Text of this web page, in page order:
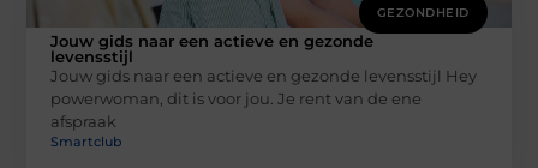
GEZONDHEID
Jouw gids naar een actieve en gezonde
levensstijl
Jouw gids naar een actieve en gezonde levensstijl Hey
powerwoman, dit is voor jou. Je rent van de ene
afspraak
Smartclub